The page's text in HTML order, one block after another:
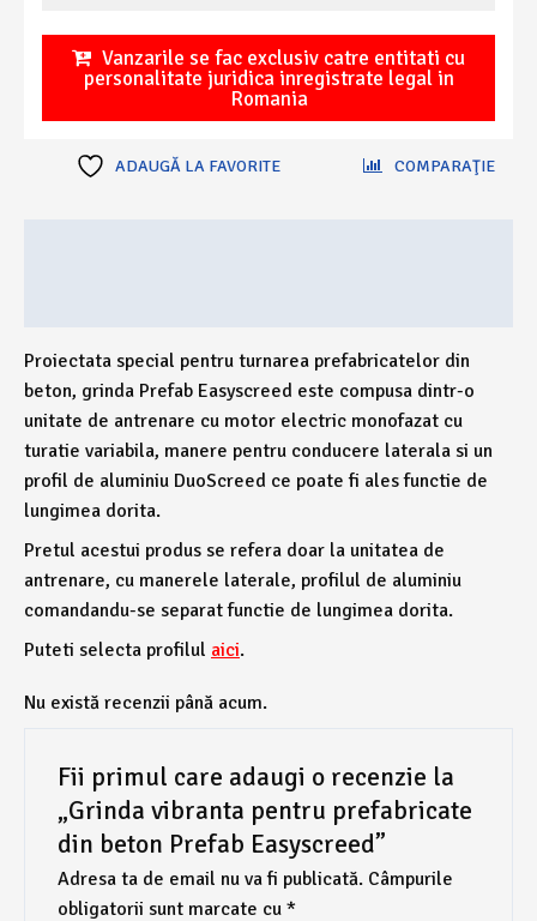
pentru
prefabricate
Prefab
Vanzarile se fac exclusiv catre entitati cu
personalitate juridica inregistrate legal in
Romania
ADAUGĂ LA FAVORITE COMPARAŢIE
Proiectata special pentru turnarea prefabricatelor din
beton, grinda Prefab Easyscreed este compusa dintr-o
unitate de antrenare cu motor electric monofazat cu
turatie variabila, manere pentru conducere laterala si un
profil de aluminiu DuoScreed ce poate fi ales functie de
lungimea dorita.
Pretul acestui produs se refera doar la unitatea de
antrenare, cu manerele laterale, profilul de aluminiu
comandandu-se separat functie de lungimea dorita.
Puteti selecta profilul aici.
Nu există recenzii până acum.
Fii primul care adaugi o recenzie la
„Grinda vibranta pentru prefabricate
din beton Prefab Easyscreed”
Adresa ta de email nu va fi publicată. Câmpurile
obligatorii sunt marcate cu *